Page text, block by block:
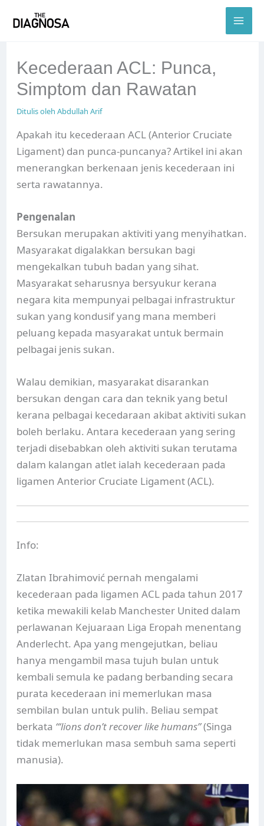
Kecederaan ACL: Punca,
Simptom dan Rawatan
Ditulis oleh Abdullah Arif
Apakah itu kecederaan ACL (Anterior Cruciate
Ligament) dan punca-puncanya? Artikel ini akan
menerangkan berkenaan jenis kecederaan ini
serta rawatannya.
Pengenalan
Bersukan merupakan aktiviti yang menyihatkan.
Masyarakat digalakkan bersukan bagi
mengekalkan tubuh badan yang sihat.
Masyarakat seharusnya bersyukur kerana
negara kita mempunyai pelbagai infrastruktur
sukan yang kondusif yang mana memberi
peluang kepada masyarakat untuk bermain
pelbagai jenis sukan.
Walau demikian, masyarakat disarankan
bersukan dengan cara dan teknik yang betul
kerana pelbagai kecedaraan akibat aktiviti sukan
boleh berlaku. Antara kecederaan yang sering
terjadi disebabkan oleh aktiviti sukan terutama
dalam kalangan atlet ialah kecederaan pada
ligamen Anterior Cruciate Ligament (ACL).
Info:
Zlatan Ibrahimović pernah mengalami
kecederaan pada ligamen ACL pada tahun 2017
ketika mewakili kelab Manchester United dalam
perlawanan Kejuaraan Liga Eropah menentang
Anderlecht. Apa yang mengejutkan, beliau
hanya mengambil masa tujuh bulan untuk
kembali semula ke padang berbanding secara
purata kecederaan ini memerlukan masa
sembilan bulan untuk pulih. Beliau sempat
berkata “‘lions don’t recover like humans”(Singa
tidak memerlukan masa sembuh sama seperti
manusia).